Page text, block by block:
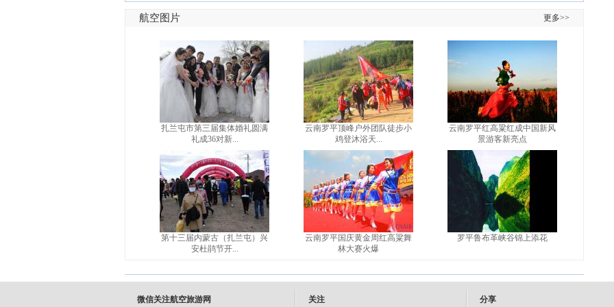
航空图片 更多>>
扎兰屯市第三届集体婚礼圆满
礼成36对新...
第十三届内蒙古（扎兰屯）兴
安杜鹃节开...
云南罗平顶峰户外团队徒步小
鸡登沐浴天...
云南罗平国庆黄金周红高粱舞
林大赛火爆
云南罗平红高粱红成中国新风
景游客新亮点
罗平鲁布革峡谷锦上添花
微信关注航空旅游网 关注 分享